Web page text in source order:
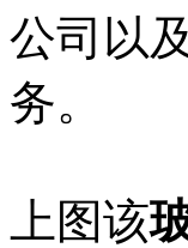
公司以
务。
上图该